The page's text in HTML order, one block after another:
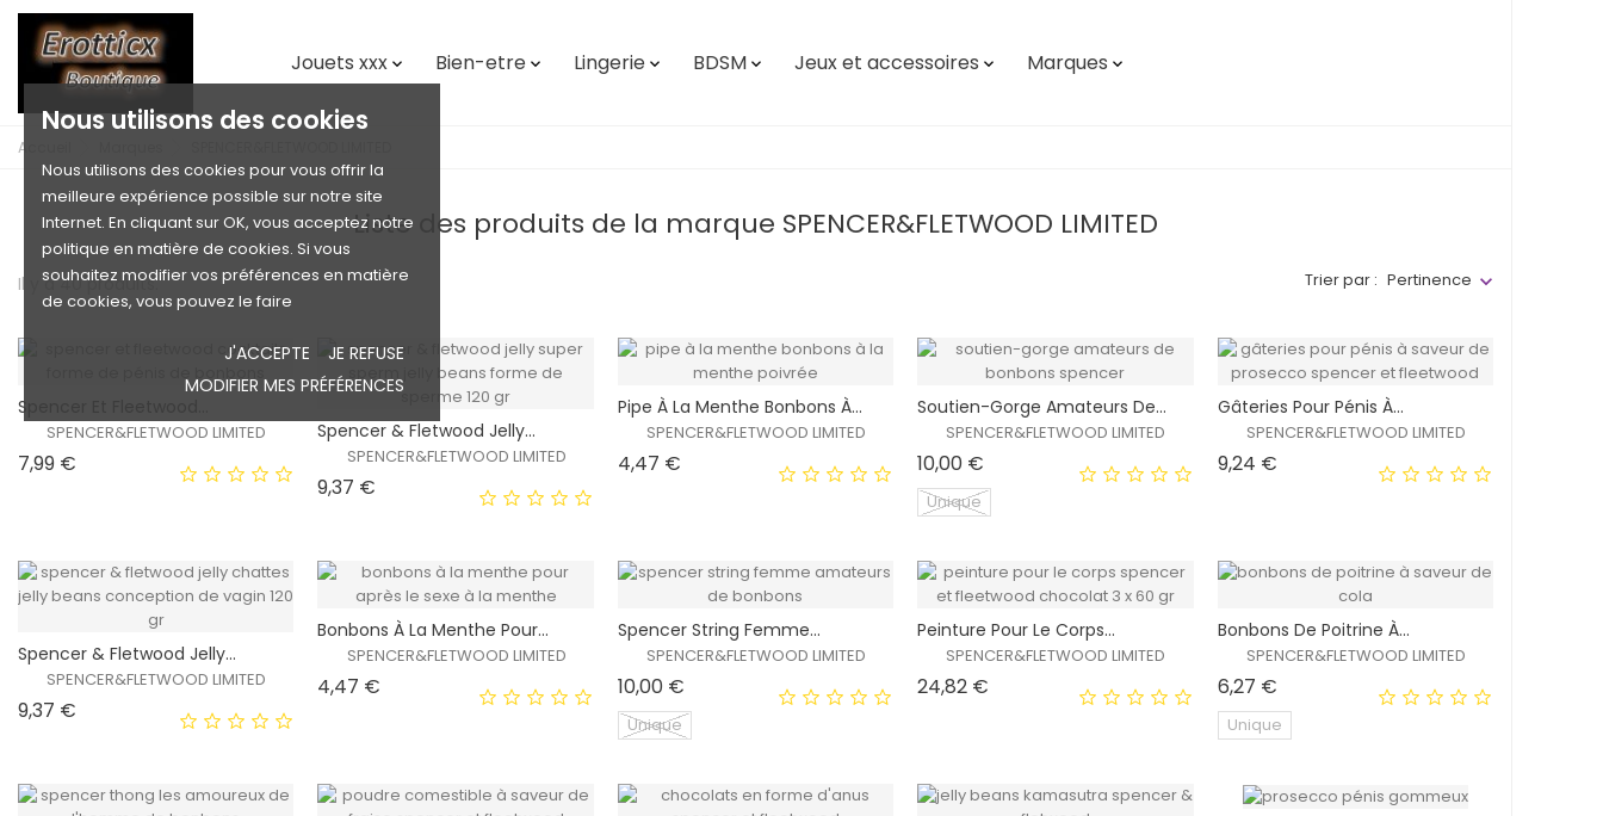
Nous utilisons des cookies
Nous utilisons des cookies pour vous offrir la
meilleure expérience possible sur notre site
Internet. En cliquant sur OK, vous acceptez notre
politique en matière de cookies. Si vous
souhaitez modifier vos préférences en matière
de cookies, vous pouvez le faire
J'ACCEPTE
JE REFUSE
MODIFIER MES PRÉFÉRENCES
Jouets xxx Bien-etre Lingerie BDSM Jeux et accessoires  Marques 
Accueil
Liste des produits de la marque SPENCER&FLETWOOD LIMITED
Il y a 40 produits. Trier par : Pertinence
EXCLUSIVITÉ
HORS STOCK
Spencer Et Fleetwood...
SPENCER&FLETWOOD LIMITED
7,99 €
WEB !
HORS STOCK
Spencer & Fletwood Jelly...
SPENCER&FLETWOOD LIMITED
9,37 €
WEB !
HORS STOCK
Pipe À La Menthe Bonbons À...
SPENCER&FLETWOOD LIMITED
4,47 €Prix
EXCLUSIVITÉ
WEB !
HORS STOCK
Soutien-Gorge Amateurs De...
SPENCER&FLETWOOD LIMITED
10,00 €
Unique
WEB !
HORS STOCK
Gâteries Pour Pénis À...
SPENCER&FLETWOOD LIMITED
9,24 €Prix
Spencer & Fletwood Jelly...
SPENCER&FLETWOOD LIMITED
9,37 €
Bonbons À La Menthe Pour...
SPENCER&FLETWOOD LIMITED
4,47 €
Spencer String Femme...
SPENCER&FLETWOOD LIMITED
10,00 €Prix
Unique
Peinture Pour Le Corps...
SPENCER&FLETWOOD LIMITED
24,82 €
Bonbons De Poitrine À...
SPENCER&FLETWOOD LIMITED
6,27 €Prix
Unique